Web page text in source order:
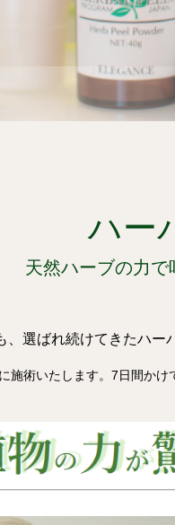
ハー
天然ハーブの力で
選ばれ続けてきたハー
施術いたします。7日間かけ